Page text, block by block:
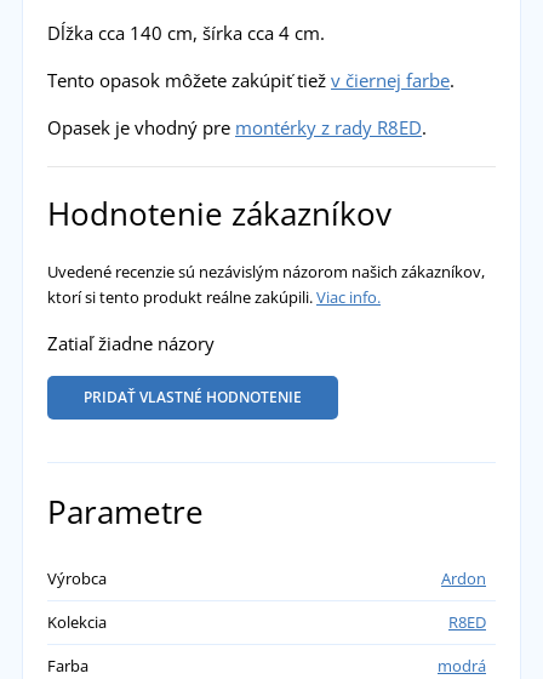
Dĺžka cca 140 cm, šírka cca 4 cm.
Tento opasok môžete zakúpiť tiež v čiernej farbe.
Opasek je vhodný pre montérky z rady R8ED.
Hodnotenie zákazníkov
Uvedené recenzie sú nezávislým názorom našich zákazníkov,
ktorí si tento produkt reálne zakúpili.Viac info.
Zatiaľ žiadne názory
PRIDAŤ VLASTNÉ HODNOTENIE
Parametre
Výrobca
Ardon
Kolekcia
R8ED
Farba
modrá